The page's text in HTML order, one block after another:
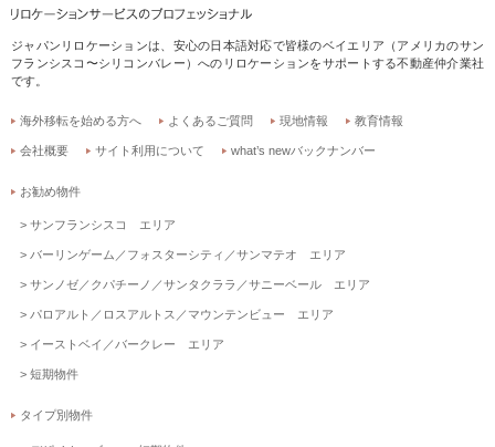
ジャパンリロケーションは、安心の日本語対応で皆様のベイエリア（アメリカのサン
フランシスコ〜シリコンバレー）へのリロケーションをサポートする不動産仲介業社
です。
海外移転を始める方へ よくあるご質問 現地情報 教育情報
会社概要 サイト利用について what’s newバックナンバー
お勧め物件
サンフランシスコ エリア
バーリンゲーム／フォスターシティ／サンマテオ エリア
サンノゼ／クパチーノ／サンタクララ／サニーベール エリア
パロアルト／ロスアルトス／マウンテンビュー エリア
イーストベイ／バークレー エリア
短期物件
タイプ別物件